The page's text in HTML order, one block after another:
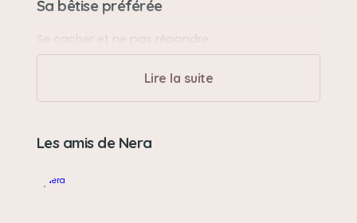
Sa bêtise préférée
Se cacher et ne pas répondre.
Lire la suite
Les amis de Nera